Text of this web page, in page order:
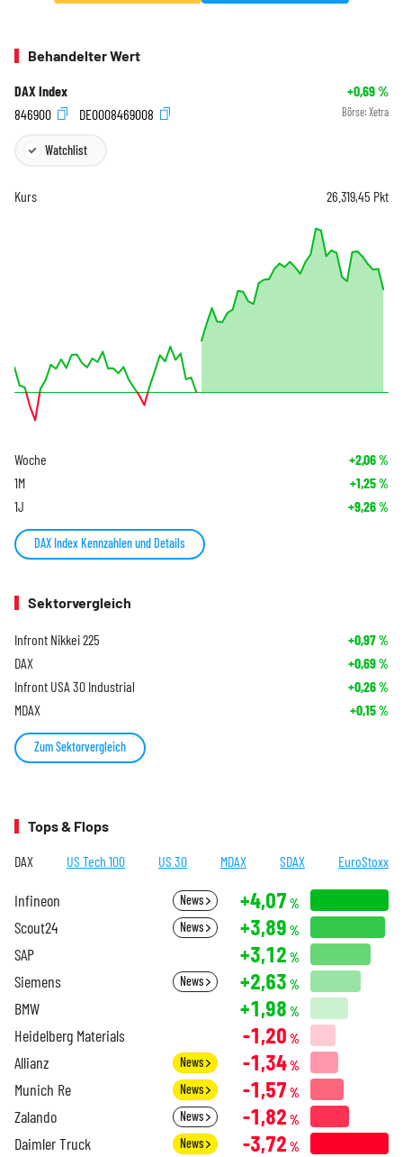
Behandelter Wert
DAX Index +0,69%
846900
DE0008469008 Börse: Xetra
Watchlist
Kurs 26.319,45 Pkt
Woche +2,06%
1M +1,25%
1J +9,26%
DAX Index Kennzahlen und Details
Sektorvergleich
Infront Nikkei 225 +0,97%
DAX +0,69%
Infront USA 30 Industrial +0,26%
MDAX +0,15%
Zum Sektorvergleich
Tops & Flops
DAX US Tech 100 US 30 MDAX SDAX EuroStoxx
Infineon News +4,07 %
Scout24 News +3,89 %
SAP +3,12 %
Siemens News +2,63 %
BMW +1,98 %
Heidelberg Materials -1,20 %
Allianz News -1,34%
Munich Re News -1,57 %
Zalando News -1,82 %
Daimler Truck News -3,72 %